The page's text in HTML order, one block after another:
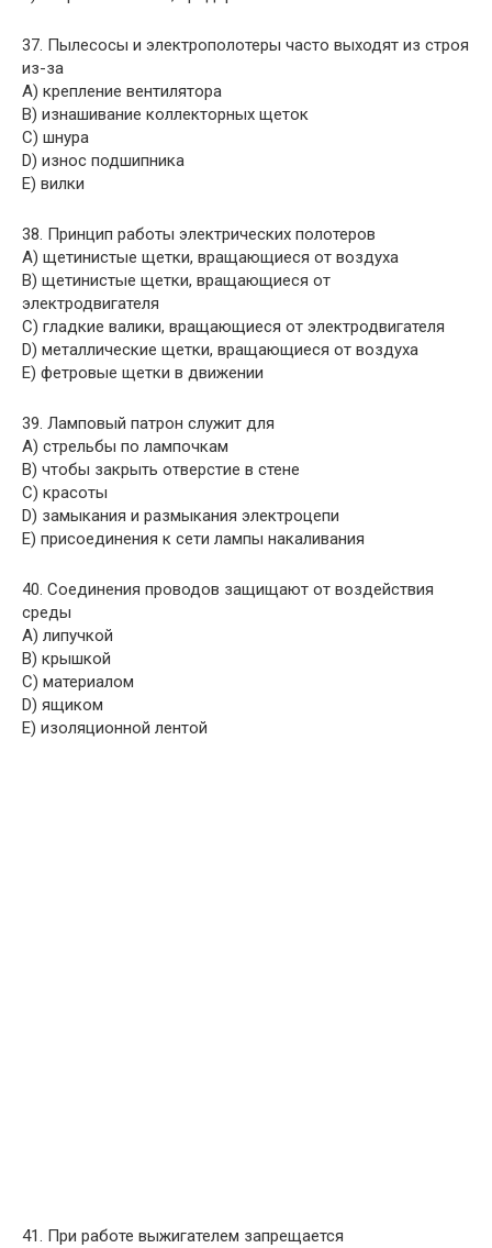
37. Пылесосы и электрополотеры часто выходят из строя
из-за
A) крепление вентилятора
B) изнашивание коллекторных щеток
C) шнура
D) износ подшипника
E) вилки
38. Принцип работы электрических полотеров
A) щетинистые щетки, вращающиеся от воздуха
B) щетинистые щетки, вращающиеся от
электродвигателя
C) гладкие валики, вращающиеся от электродвигателя
D) металлические щетки, вращающиеся от воздуха
E) фетровые щетки в движении
39. Ламповый патрон служит для
A) стрельбы по лампочкам
B) чтобы закрыть отверстие в стене
C) красоты
D) замыкания и размыкания электроцепи
E) присоединения к сети лампы накаливания
40. Соединения проводов защищают от воздействия
среды
A) липучкой
B) крышкой
C) материалом
D) ящиком
E) изоляционной лентой
41. При работе выжигателем запрещается